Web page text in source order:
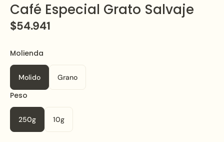
Café Especial Grato Salvaje
$54.941
Molienda
Molido Grano
Peso
250g 10g
Calidad
Supremo